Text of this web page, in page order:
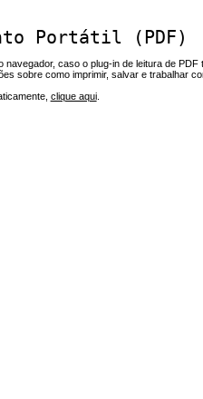
Portátil (PDF)
caso o plug-in de leitura de
sobre como imprimir, salvar e trabalhar
clique aqui.